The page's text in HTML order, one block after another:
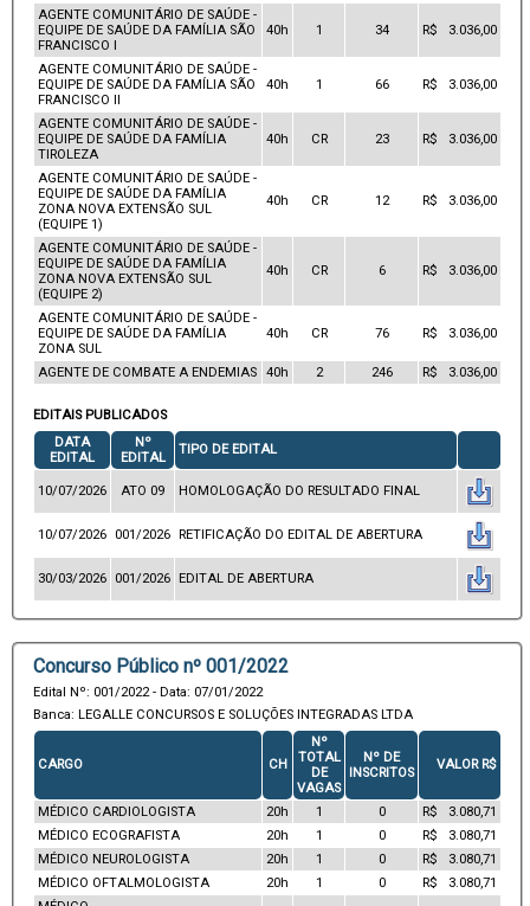
AGENTE COMUNITÁRIO DE SAÚDE -
EQUIPE DE SAÚDE DA FAMÍLIA SÃO
FRANCISCO I
40h 1 34 R$ 3.036,00
AGENTE COMUNITÁRIO DE SAÚDE -
EQUIPE DE SAÚDE DA FAMÍLIA SÃO
FRANCISCO II
40h 1 66 R$ 3.036,00
AGENTE COMUNITÁRIO DE SAÚDE -
EQUIPE DE SAÚDE DA FAMÍLIA
TIROLEZA
40h CR 23 R$ 3.036,00
AGENTE COMUNITÁRIO DE SAÚDE -
EQUIPE DE SAÚDE DA FAMÍLIA
ZONA NOVA EXTENSÃO SUL
(EQUIPE 1)
40h CR 12 R$ 3.036,00
AGENTE COMUNITÁRIO DE SAÚDE -
EQUIPE DE SAÚDE DA FAMÍLIA
ZONA NOVA EXTENSÃO SUL
(EQUIPE 2)
40h CR 6 R$ 3.036,00
AGENTE COMUNITÁRIO DE SAÚDE -
EQUIPE DE SAÚDE DA FAMÍLIA
ZONA SUL
40h CR 76 R$ 3.036,00
AGENTE DE COMBATE A ENDEMIAS 40h 2 246 R$ 3.036,00
EDITAIS PUBLICADOS
DATA
EDITAL
Nº
EDITAL
TIPO DE EDITAL
10/07/2026 ATO 09 HOMOLOGAÇÃO DO RESULTADO FINAL
10/07/2026 001/2026 RETIFICAÇÃO DO EDITAL DE ABERTURA
30/03/2026 001/2026 EDITAL DE ABERTURA
Concurso Público nº 001/2022
Edital Nº: 001/2022 - Data: 07/01/2022
Banca: LEGALLE CONCURSOS E SOLUÇÕES INTEGRADAS LTDA
CARGO CH
Nº
TOTAL
DE
VAGAS
Nº DE
INSCRITOS
VALOR R$
MÉDICO CARDIOLOGISTA 20h 1 0
R$ 3.080,71
MÉDICO ECOGRAFISTA
20h 1 0
R$ 3.080,71
MÉDICO NEUROLOGISTA
20h 1 0
R$ 3.080,71
MÉDICO OFTALMOLOGISTA
20h 1 0
R$ 3.080,71